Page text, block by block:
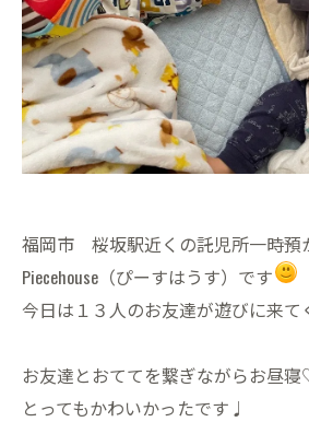
福岡市 桜坂駅近くの託児所一時預
Piecehouse（ぴーすはうす）です
今日は１３人のお友達が遊びに来て
お友達とおててを繋ぎながらお昼
とってもかわいかったです♩